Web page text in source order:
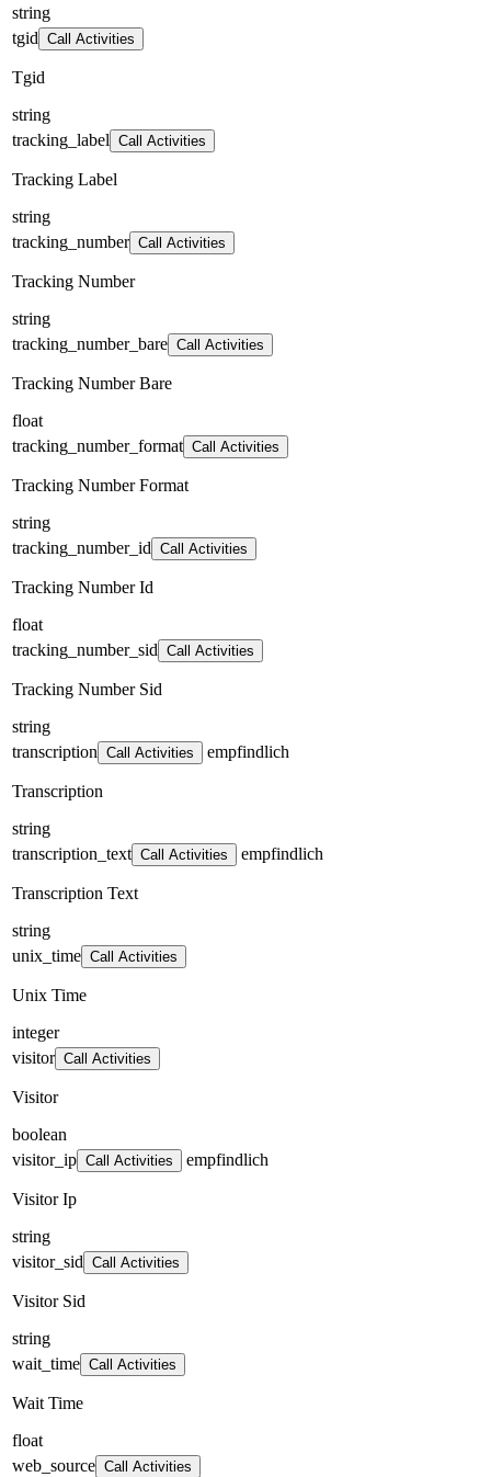
string
tgid Call Activities
Tgid
string
tracking_label Call Activities
Tracking Label
string
tracking_number Call Activities
Tracking Number
string
tracking_number_bare Call Activities
Tracking Number Bare
float
tracking_number_format Call Activities
Tracking Number Format
string
tracking_number_id Call Activities
Tracking Number Id
float
tracking_number_sid Call Activities
Tracking Number Sid
string
transcription Call Activities empfindlich
Transcription
string
transcription_text Call Activities empfindlich
Transcription Text
string
unix_time Call Activities
Unix Time
integer
visitor Call Activities
Visitor
boolean
visitor_ip Call Activities empfindlich
Visitor Ip
string
visitor_sid Call Activities
Visitor Sid
string
wait_time Call Activities
Wait Time
float
web_source Call Activities